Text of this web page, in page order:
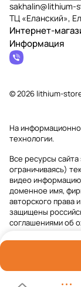
sakhalin@lithium-
ТЦ «Еланский»,
Интернет-
Информация
© 2026 lithium-
На
технологии.
Все ресурсы
ограничиваясь)
видео
доменное имя,
авторского права
защищены
соглашениями об